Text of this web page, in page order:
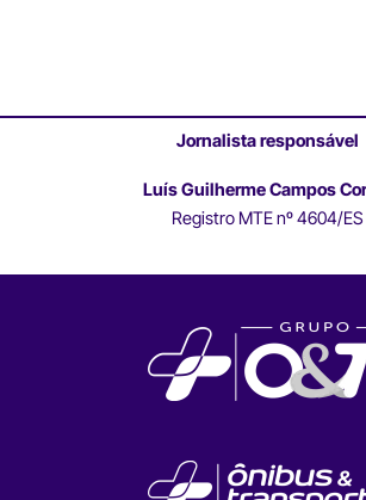
Jornalista responsável
Luís Guilherme Campos
Registro MTE nº 4604/ES